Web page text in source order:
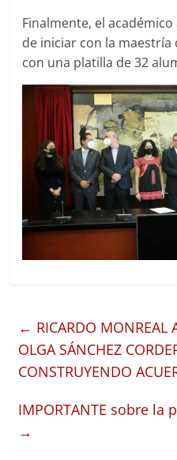
Finalmente, el
de iniciar con la maestría
con una platilla de 32
← RICARDO MONREAL
OLGA SÁNCHEZ
CONSTRUYENDO
IMPORTANTE sobre la
→